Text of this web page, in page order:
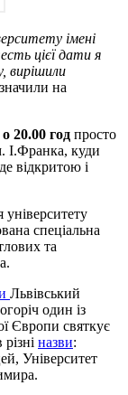
імені
цієї дати я
вирішили
на
20.00 год просто
І.Франка, куди
відкритою і
спеціальна
та
Львівський
один із
Європи святкує
назви:
Університет